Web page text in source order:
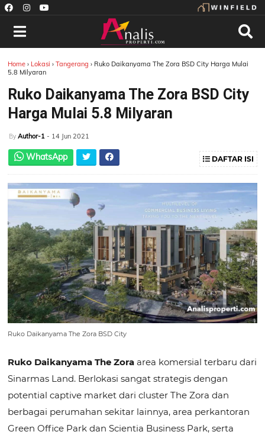
Home › Lokasi › Tangerang› Ruko Daikanyama The Zora BSD City Harga Mulai
5.8 Milyaran
Ruko Daikanyama The Zora BSD City
Harga Mulai 5.8 Milyaran
By Author-1 - 14 Jun 2021
WhatsApp DAFTAR ISI
Ruko Daikanyama The Zora BSD City
Ruko Daikanyama The Zora area komersial terbaru dari
Sinarmas Land. Berlokasi sangat strategis dengan
potential captive market dari cluster The Zora dan
berbagai perumahan sekitar lainnya, area perkantoran
Green Office Park dan Scientia Business Park, serta